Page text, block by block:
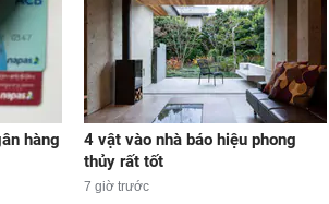
hàng
4 vật vào nhà báo hiệu phong
thủy rất tốt
7 giờ trước